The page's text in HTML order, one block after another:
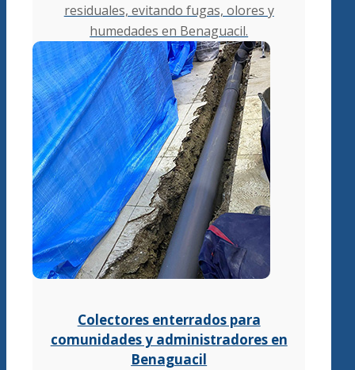
residuales, evitando fugas, olores y
humedades en Benaguacil.
Colectores enterrados para
comunidades y administradores en
Benaguacil